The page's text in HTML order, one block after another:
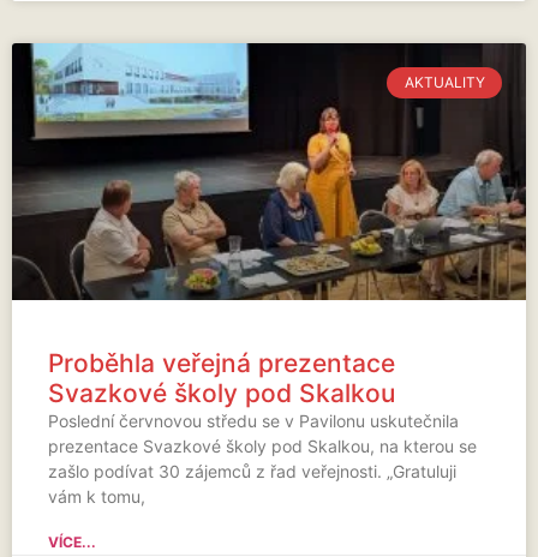
AKTUALITY
Proběhla veřejná prezentace
Svazkové školy pod Skalkou
Poslední červnovou středu se v Pavilonu uskutečnila
prezentace Svazkové školy pod Skalkou, na kterou se
zašlo podívat 30 zájemců z řad veřejnosti. „Gratuluji
vám k tomu,
VÍCE...